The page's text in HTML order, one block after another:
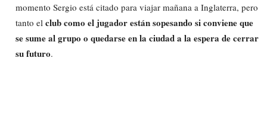
momento Sergio está citado para viajar mañana a Inglaterra, pero
tanto el club como el jugador están sopesando si conviene que
se sume al grupo o quedarse en la ciudad a la espera de cerrar
su futuro.